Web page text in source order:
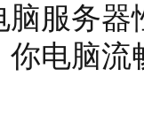
脑服务
你电脑流